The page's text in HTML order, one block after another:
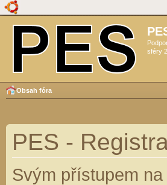
sféry
Obsah fóra
PES -
Svým přístupem